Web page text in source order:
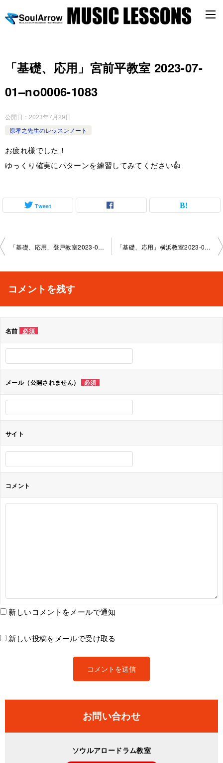
「基礎、応用」宮前平教室 2023-07-
01–no0006-1083
公開日： 2023年7月29日
原孝之先生のレッスンノート
お疲れ様でした！
ゆっくり確実にパターンを練習してみてください👍
Tweet
投
ビ
シ
ョ
ン
「基礎、応用」登戸教室2023-06-2 7–no0006-1127 「基礎、応用」横浜教室2023-07-1 1–no0006-1017
コメントを残す
名前 必須
メール（公開されません） 必須
サイト
コメント
新しいコメントをメールで通知
新しい投稿をメールで受け取る
お問い合わせ
ソウルアロードラム教室